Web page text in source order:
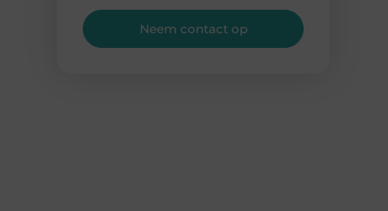
Neem contact op